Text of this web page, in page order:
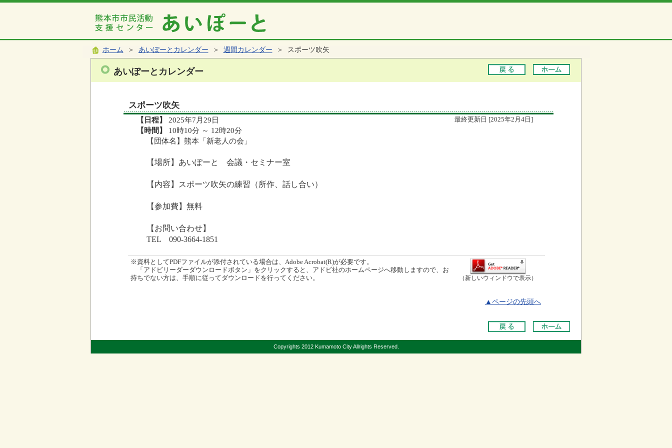
ホーム ＞ あいぽーとカレンダー ＞ 週間カレンダー ＞ スポーツ吹矢
あいぽーとカレンダー
スポーツ吹矢
【日程】 2025年7月29日 最終更新日 [2025年2月4日]
【時間】
10時10分 ～ 12時20分
【団体名】熊本「新老人の会」
【場所】あいぽーと 会議・セミナー室
【内容】スポーツ吹矢の練習（所作、話し合い）
【参加費】無料
【お問い合わせ】
TEL 090-3664-1851
※資料としてPDFファイルが添付されている場合は、Adobe Acrobat(R)が必要です。
「アドビリーダーダウンロードボタン」をクリックすると、アドビ社のホームページへ移動しますので、お
持ちでない方は、手順に従ってダウンロードを行ってください。
（新しいウィンドウで表示）
▲ページの先頭へ
Copyrights 2012 Kumamoto City Allrights Reserved.